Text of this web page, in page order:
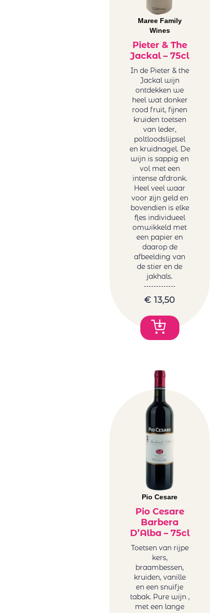
Maree Family
Wines
Pieter & The
Jackal – 75cl
In de Pieter & the
Jackal wijn
ontdekken we
heel wat donker
rood fruit, fijnen
kruiden toetsen
van leder,
poltloodslijpsel
en kruidnagel. De
wijn is sappig en
vol met een
intense afdronk.
Heel veel waar
voor zijn geld en
bovendien is elke
fles individueel
omwikkeld met
een papier en
daarop de
afbeelding van
de stier en de
jakhals.
€ 13,50
Pio Cesare
Pio Cesare
Barbera
D’Alba – 75cl
Toetsen van rijpe
kers,
braambessen,
kruiden, vanille
en een snuifje
tabak. Pure wijn ,
met een lange